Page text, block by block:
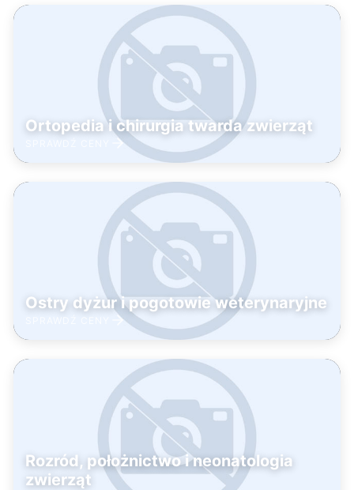
Ortopedia i chirurgia twarda zwierząt
Ostry dyżur i pogotowie weterynaryjne
Rozród, położnictwo i neonatologia
zwierząt